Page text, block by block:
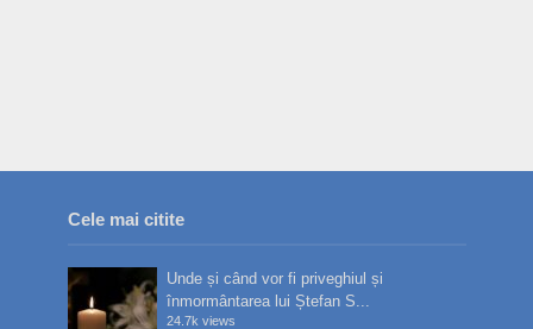
Cele mai citite
Unde și când vor fi priveghiul și
înmormântarea lui Ștefan S...
24.7k views